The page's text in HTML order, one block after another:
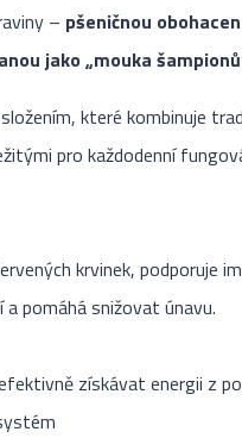
– pšeničnou
jako „mouka
které kombinuje
pro každodenní
krvinek, podporuje
pomáhá snižovat únavu.
získávat energii z